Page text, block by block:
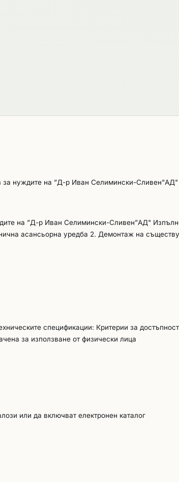
за нуждите на ”Д-р Иван Селимински-Сливен”АД"
на ”Д-р Иван Селимински-Сливен”АД"
асансьорна уредба 2. Демонтаж на
уредба; 4. Монтаж/инсталация
асансьорна уредба. 6. Гаранционна
и пускане в експлоатация на асансьорната
на договора и представяне на фактура,
дни при доставка на цялата асансьорна
за доставката на асансьора - Представяне
съгласно чл. 20, ал. 3, т. 2, т. 3, и т. 7 от
на възложителя; - Фактура, издадена
съдържаща всички законови реквизити.. 3.
монтаж и комисия за краен контрол и
от него лице, съдържаща всички
г.. 2 Предлаганата асансьорна уредба следва
на възложителя или да притежава по-добри
за безопасност, необходими за правилната
асансьор се комплектува, както и
спецификации: Критерии за
за използване от физически лица
или да включват електронен каталог